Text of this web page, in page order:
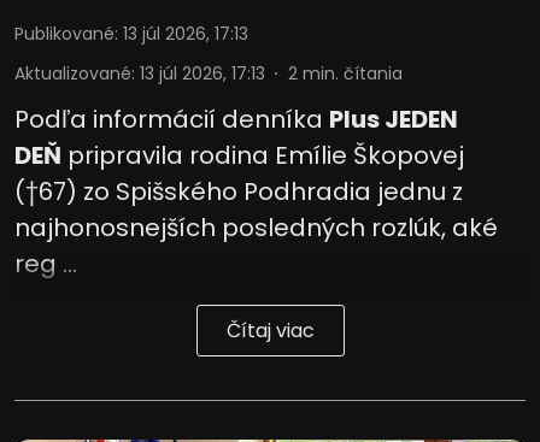
Publikované: 13 júl 2026, 17:13
Aktualizované: 13 júl 2026, 17:13 2 min. čítania
Podľa informácií denníka Plus JEDEN
DEŇ pripravila rodina Emílie Škopovej
(†67) zo Spišského Podhradia jednu z
najhonosnejších posledných rozlúk, aké
reg ...
Čítaj viac